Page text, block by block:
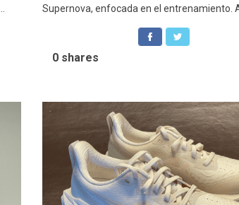
Supernova, enfocada en el entrenamiento.
0 shares